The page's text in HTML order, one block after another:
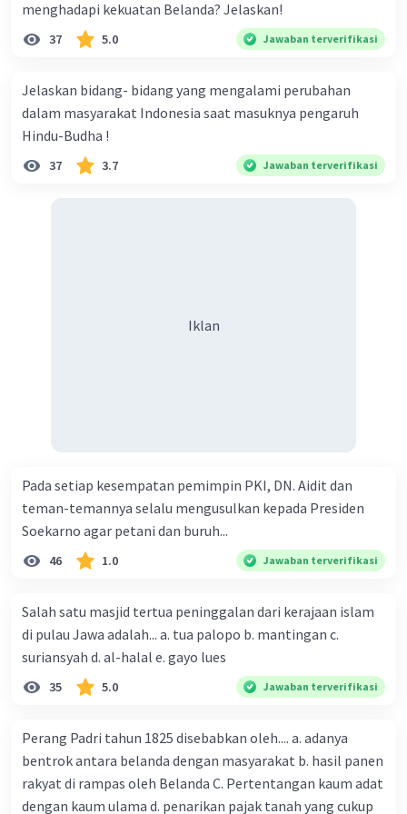
Iklan
menghadapi kekuatan Belanda? Jelaskan!
37 5.0 Jawaban terverifikasi
Jelaskan bidang- bidang yang mengalami perubahan
dalam masyarakat Indonesia saat masuknya pengaruh
Hindu-Budha !
37 3.7 Jawaban terverifikasi
Iklan
Pada setiap kesempatan pemimpin PKI, DN. Aidit dan
teman-temannya selalu mengusulkan kepada Presiden
Soekarno agar petani dan buruh...
46 1.0 Jawaban terverifikasi
Salah satu masjid tertua peninggalan dari kerajaan islam
di pulau Jawa adalah... a. tua palopo b. mantingan c.
suriansyah d. al-halal e. gayo lues
35 5.0 Jawaban terverifikasi
Perang Padri tahun 1825 disebabkan oleh.... a. adanya
bentrok antara belanda dengan masyarakat b. hasil panen
rakyat di rampas oleh Belanda C. Pertentangan kaum adat
dengan kaum ulama d. penarikan pajak tanah yang cukup